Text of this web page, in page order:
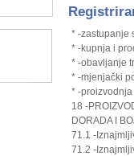
* -zastupanje
* -kupnja i
* -obavljanje
* -mjenjački
* -
18 -
DORADA I
71.1 -
71.2 -